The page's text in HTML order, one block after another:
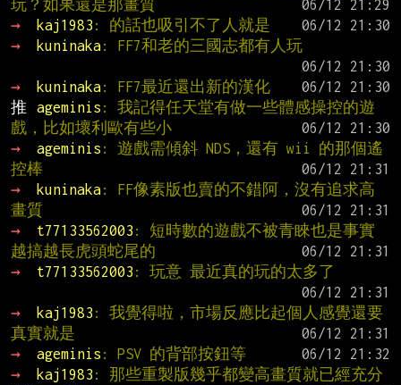
玩？如果還是那畫質
→
kaj1983 : 的話也吸引不了人就是
→
kuninaka: FF7和老的三國志都有人玩
→
kuninaka: FF7最近還出新的漢化
推
ageminis : 我記得任天堂有做一些體感操控的遊
戲，比如壞利歐有些小
→
ageminis : 遊戲需傾斜 NDS，還有 wii 的那個遙
控棒
→
kuninaka: FF像素版也賣的不錯阿，沒有追求高
畫質
→
t77133562003 : 短時數的遊戲不被青睞也是事實
越搞越長虎頭蛇尾的
→
t77133562003 : 玩意 最近真的玩的太多了
→
kaj1983 : 我覺得啦，市場反應比起個人感覺還要
真實就是
→
ageminis : PSV 的背部按鈕等
→
kaj1983 : 那些重製版幾乎都變高畫質就已經充分